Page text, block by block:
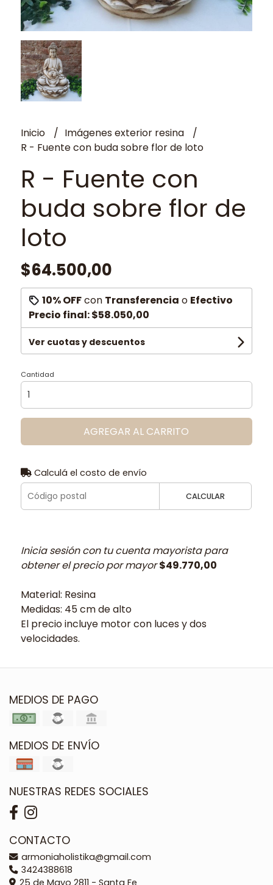
Inicio
Imágenes exterior resina
R - Fuente con buda sobre flor de loto
R - Fuente con
buda sobre flor de
loto
$64.500,00
10% OFFcon Transferencia o Efectivo
Precio final:$58.050,00
Ver cuotas y descuentos
Cantidad
AGREGAR AL CARRITO
Calculá el costo de envío
CALCULAR
Inicia sesión con tu cuenta mayorista para
obtener el precio por mayor$49.770,00
Material: Resina
Medidas: 45 cm de alto
El precio incluye motor con luces y dos
velocidades.
MEDIOS DE PAGO
MEDIOS DE ENVÍO
NUESTRAS REDES SOCIALES
CONTACTO
armoniaholistika@gmail.com
3424388618
25 de Mayo 2811 - Santa Fe